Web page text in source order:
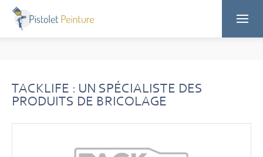
TACKLIFE : UN SPÉCIALISTE DES
PRODUITS DE BRICOLAGE